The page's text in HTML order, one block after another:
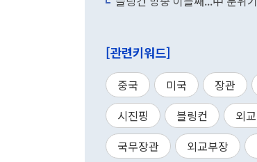
[관련키워드]
중국 미국 장관
시진핑
블링컨 외
국무장관
외교부장